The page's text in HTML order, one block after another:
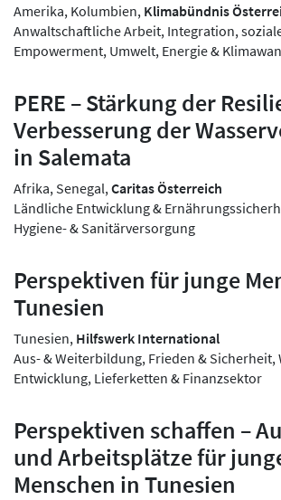
Amerika, Kolumbien, Klimabündnis
Anwaltschaftliche Arbeit, Integration,
Empowerment, Umwelt, Energie &
PERE – Stärkung der
Verbesserung der
in Salemata
Afrika, Senegal, Caritas Österreich
Ländliche Entwicklung &
Hygiene- & Sanitärversorgung
Perspektiven für junge
Tunesien
Tunesien, Hilfswerk International
Aus- & Weiterbildung, Frieden &
Entwicklung, Lieferketten & Finanzsektor
Perspektiven schaffen –
und Arbeitsplätze für
Menschen in Tunesien